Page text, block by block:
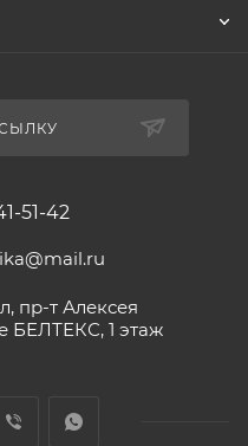
51-42
пр-т Алексея
БЕЛТЕКС, 1 этаж